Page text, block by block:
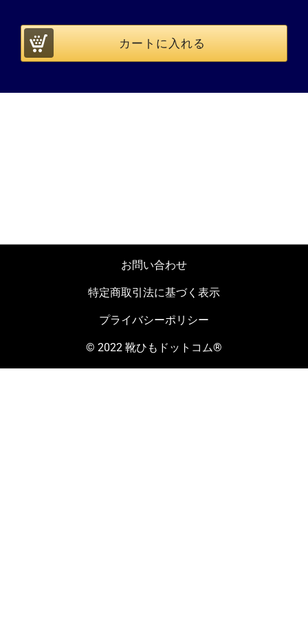
お問い合わせ
特定商取引法に基づく表示
プライバシーポリシー
© 2022 靴ひもドットコム®